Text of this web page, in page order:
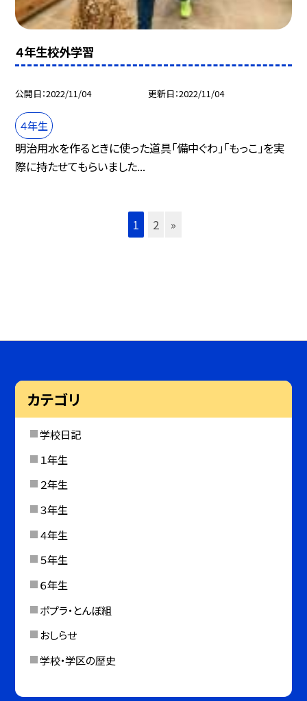
４年生校外学習
公開日 2022/11/04 更新日 2022/11/04
４年生
明治用水を作るときに使った道具「備中ぐわ」「もっこ」を実
際に持たせてもらいました...
1 2 »
カテゴリ
学校日記
１年生
２年生
３年生
４年生
５年生
６年生
ポプラ・とんぼ組
おしらせ
学校・学区の歴史